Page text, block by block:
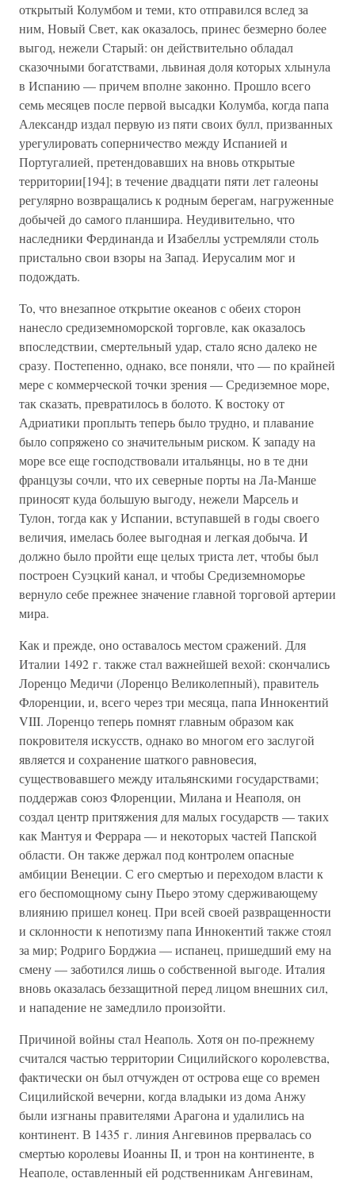
открытый Колумбом и теми, кто отправился вслед за
ним, Новый Свет, как оказалось, принес безмерно более
выгод, нежели Старый: он действительно обладал
сказочными богатствами, львиная доля которых хлынула
в Испанию — причем вполне законно. Прошло всего
семь месяцев после первой высадки Колумба, когда папа
Александр издал первую из пяти своих булл, призванных
урегулировать соперничество между Испанией и
Португалией, претендовавших на вновь открытые
территории[194]; в течение двадцати пяти лет галеоны
регулярно возвращались к родным берегам, нагруженные
добычей до самого планшира. Неудивительно, что
наследники Фердинанда и Изабеллы устремляли столь
пристально свои взоры на Запад. Иерусалим мог и
подождать.
То, что внезапное открытие океанов с обеих сторон
нанесло средиземноморской торговле, как оказалось
впоследствии, смертельный удар, стало ясно далеко не
сразу. Постепенно, однако, все поняли, что — по крайней
мере с коммерческой точки зрения — Средиземное море,
так сказать, превратилось в болото. К востоку от
Адриатики проплыть теперь было трудно, и плавание
было сопряжено со значительным риском. К западу на
море все еще господствовали итальянцы, но в те дни
французы сочли, что их северные порты на Ла-Манше
приносят куда большую выгоду, нежели Марсель и
Тулон, тогда как у Испании, вступавшей в годы своего
величия, имелась более выгодная и легкая добыча. И
должно было пройти еще целых триста лет, чтобы был
построен Суэцкий канал, и чтобы Средиземноморье
вернуло себе прежнее значение главной торговой артерии
мира.
Как и прежде, оно оставалось местом сражений. Для
Италии 1492 г. также стал важнейшей вехой: скончались
Лоренцо Медичи (Лоренцо Великолепный), правитель
Флоренции, и, всего через три месяца, папа Иннокентий
VIII. Лоренцо теперь помнят главным образом как
покровителя искусств, однако во многом его заслугой
является и сохранение шаткого равновесия,
существовавшего между итальянскими государствами;
поддержав союз Флоренции, Милана и Неаполя, он
создал центр притяжения для малых государств — таких
как Мантуя и Феррара — и некоторых частей Папской
области. Он также держал под контролем опасные
амбиции Венеции. С его смертью и переходом власти к
его беспомощному сыну Пьеро этому сдерживающему
влиянию пришел конец. При всей своей развращенности
и склонности к непотизму папа Иннокентий также стоял
за мир; Родриго Борджиа — испанец, пришедший ему на
смену — заботился лишь о собственной выгоде. Италия
вновь оказалась беззащитной перед лицом внешних сил,
и нападение не замедлило произойти.
Причиной войны стал Неаполь. Хотя он по-прежнему
считался частью территории Сицилийского королевства,
фактически он был отчужден от острова еще со времен
Сицилийской вечерни, когда владыки из дома Анжу
были изгнаны правителями Арагона и удалились на
континент. В 1435 г. линия Ангевинов прервалась со
смертью королевы Иоанны II, и трон на континенте, в
Неаполе, оставленный ей родственникам Ангевинам,